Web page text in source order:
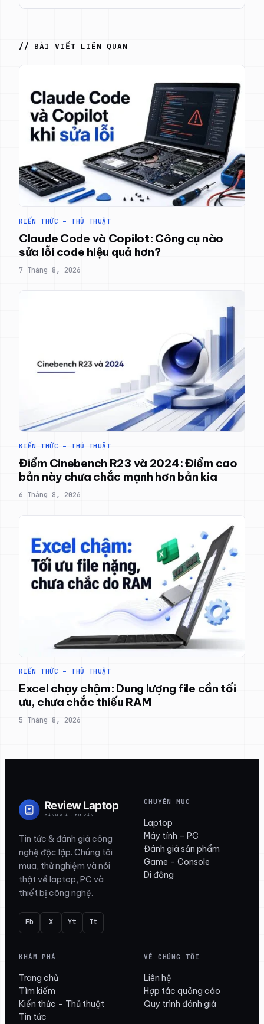
// BÀI VIẾT LIÊN QUAN
KIẾN THỨC – THỦ THUẬT
Claude Code và Copilot: Công cụ nào
sửa lỗi code hiệu quả hơn?
7 Tháng 8, 2026
KIẾN THỨC – THỦ THUẬT
Điểm Cinebench R23 và 2024: Điểm cao
bản này chưa chắc mạnh hơn bản kia
6 Tháng 8, 2026
KIẾN THỨC – THỦ THUẬT
Excel chạy chậm: Dung lượng file cần tối
ưu, chưa chắc thiếu RAM
5 Tháng 8, 2026
Tin tức & đánh giá công
nghệ độc lập. Chúng tôi
mua, thử nghiệm và nói
thật về laptop, PC và
thiết bị công nghệ.
Fb X Yt Tt
CHUYÊN MỤC
Laptop
Máy tính – PC
Đánh giá sản phẩm
Game – Console
Di động
KHÁM PHÁ
Trang chủ
Tìm kiếm
Kiến thức – Thủ thuật
Tin tức
VỀ CHÚNG TÔI
Liên hệ
Hợp tác quảng cáo
Quy trình đánh giá